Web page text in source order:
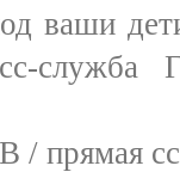
ваши
служба
/ прямая